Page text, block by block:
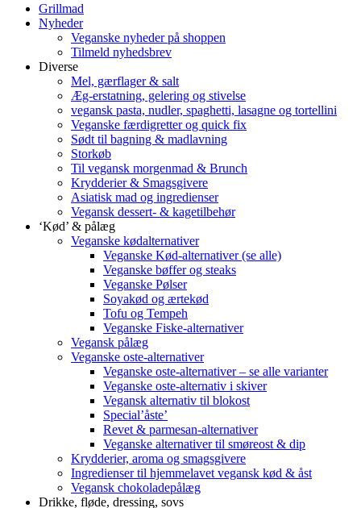
Grillmad
Nyheder
Veganske nyheder på shoppen
Tilmeld nyhedsbrev
Diverse
Mel, gærflager & salt
Æg-erstatning, gelering og stivelse
vegansk pasta, nudler, spaghetti, lasagne og tortellini
Veganske færdigretter og quick fix
Sødt til bagning & madlavning
Storkøb
Til vegansk morgenmad & Brunch
Krydderier & Smagsgivere
Asiatisk mad og ingredienser
Vegansk dessert- & kagetilbehør
‘Kød’ & pålæg
Veganske kødalternativer
Veganske Kød-alternativer (se alle)
Veganske bøffer og steaks
Veganske Pølser
Soyakød og ærtekød
Tofu og Tempeh
Veganske Fiske-alternativer
Vegansk pålæg
Veganske oste-alternativer
Veganske oste-alternativer – se alle varianter
Veganske oste-alternativ i skiver
Vegansk alternativ til blokost
Special’åste’
Revet & parmesan-alternativer
Veganske alternativer til smøreost & dip
Krydderier, aroma og smagsgivere
Ingredienser til hjemmelavet vegansk kød & åst
Vegansk chokoladepålæg
Drikke, fløde, dressing, sovs